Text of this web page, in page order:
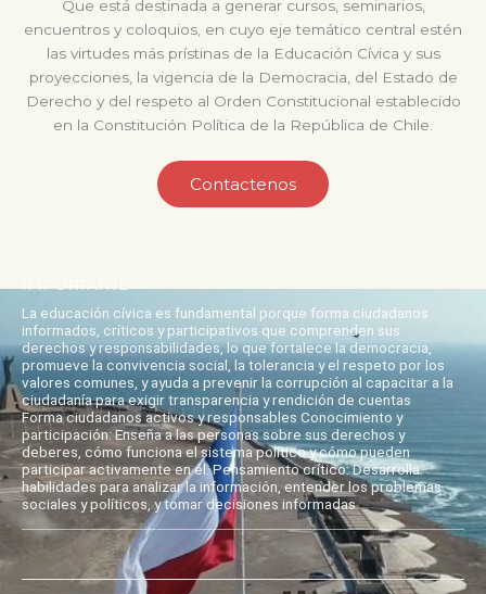
Que está destinada a generar cursos, seminarios,
encuentros y coloquios, en cuyo eje temático central estén
las virtudes más prístinas de la Educación Cívica y sus
proyecciones, la vigencia de la Democracia, del Estado de
Derecho y del respeto al Orden Constitucional establecido
en la Constitución Política de la República de Chile.
Contactenos
La educación cívica es fundamental porque forma ciudadanos
informados, críticos y participativos que comprenden sus
derechos y responsabilidades, lo que fortalece la democracia,
promueve la convivencia social, la tolerancia y el respeto por los
valores comunes, y ayuda a prevenir la corrupción al capacitar a la
ciudadanía para exigir transparencia y rendición de cuentas
Forma ciudadanos activos y responsables Conocimiento y
participación: Enseña a las personas sobre sus derechos y
deberes, cómo funciona el sistema político y cómo pueden
participar activamente en él. Pensamiento crítico: Desarrolla
habilidades para analizar la información, entender los problemas
sociales y políticos, y tomar decisiones informadas.